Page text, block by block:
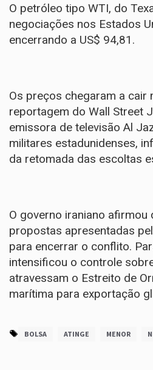
O petróleo tipo WTI, do
negociações nos Estados
encerrando a US$ 94,81.
Os preços chegaram a cair
reportagem do Wall Street
emissora de televisão Al
militares estadunidenses,
da retomada das escoltas
O governo iraniano afirmou
propostas apresentadas
para encerrar o conflito.
intensificou o controle
atravessam o Estreito de
marítima para exportação
BOLSA ATINGE MENOR